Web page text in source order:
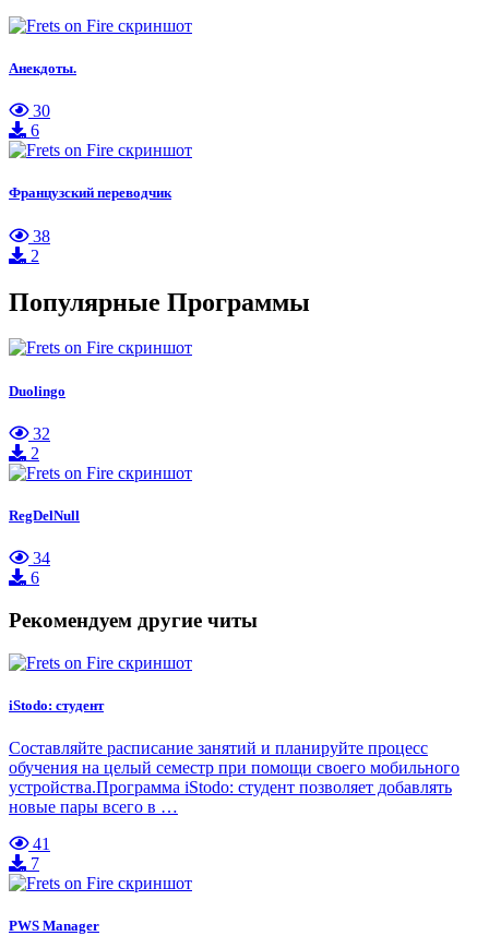
Анекдоты.
30
6
Французский переводчик
38
2
Популярные Программы
Duolingo
32
2
RegDelNull
34
6
Рекомендуем другие читы
iStodo: студент
Составляйте расписание занятий и планируйте процесс
обучения на целый семестр при помощи своего мобильного
устройства.Программа iStodo: студент позволяет добавлять
новые пары всего в …
41
7
PWS Manager